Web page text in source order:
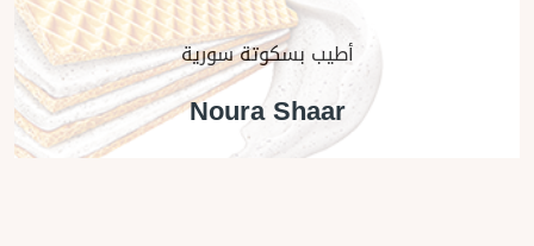
أطيب بسكوتة سورية
Noura Shaar